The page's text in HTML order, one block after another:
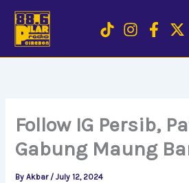
content
Follow IG Persib,
Gabung Maung
ByAkbar /July 12, 2024